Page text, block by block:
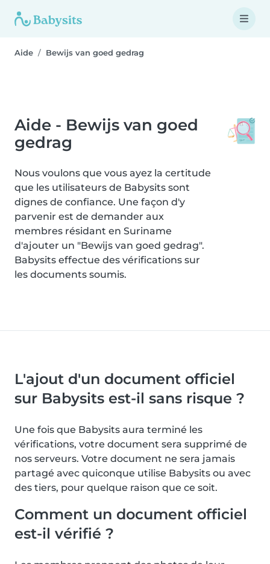
Aide Bewijs van goed gedrag
Aide - Bewijs van goed
gedrag
Nous voulons que vous ayez la certitude
que les utilisateurs de Babysits sont
dignes de confiance. Une façon d'y
parvenir est de demander aux
membres résidant en Suriname
d'ajouter un "Bewijs van goed gedrag".
Babysits effectue des vérifications sur
les documents soumis.
L'ajout d'un document officiel
sur Babysits est-il sans risque ?
Une fois que Babysits aura terminé les
vérifications, votre document sera supprimé de
nos serveurs. Votre document ne sera jamais
partagé avec quiconque utilise Babysits ou avec
des tiers, pour quelque raison que ce soit.
Comment un document officiel
est-il vérifié ?